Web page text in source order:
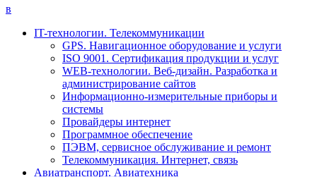
в
IT-технологии. Телекоммуникации
GPS. Навигационное оборудование и услуги
ISO 9001. Сертификация продукции и услуг
WEB-технологии. Веб-дизайн. Разработка и
администрирование сайтов
Информационно-измерительные приборы и
системы
Провайдеры интернет
Программное обеспечение
ПЭВМ, сервисное обслуживание и ремонт
Телекоммуникация. Интернет, связь
Авиатранспорт. Авиатехника